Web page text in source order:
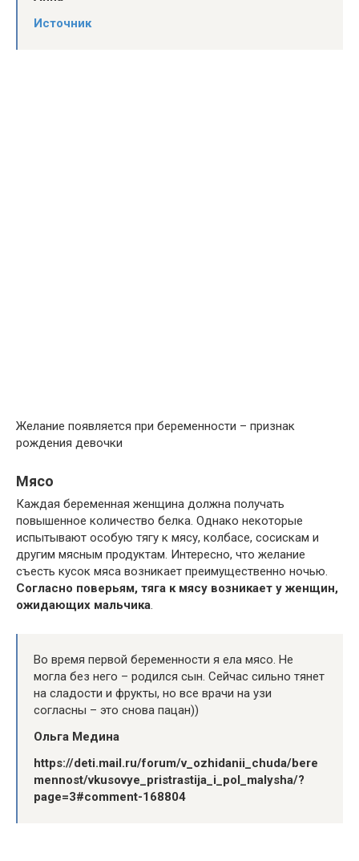
Источник
Желание появляется при беременности – признак
рождения девочки
Мясо
Каждая беременная женщина должна получать
повышенное количество белка. Однако некоторые
испытывают особую тягу к мясу, колбасе, сосискам и
другим мясным продуктам. Интересно, что желание
съесть кусок мяса возникает преимущественно ночью.
Согласно поверьям, тяга к мясу возникает у женщин,
ожидающих мальчика.
Во время первой беременности я ела мясо. Не
могла без него – родился сын. Сейчас сильно тянет
на сладости и фрукты, но все врачи на узи
согласны – это снова пацан))
Ольга Медина
https://deti.mail.ru/forum/v_ozhidanii_chuda/bere
mennost/vkusovye_pristrastija_i_pol_malysha/?
page=3#comment-168804